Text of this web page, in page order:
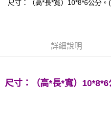
每筆NT$80，滿NT$3,000(含以上
每筆NT$80，滿NT$3,000(含以
尺寸：（高*長*寬）10*8*6公分。
詳細說明
尺寸：（高*長*寬）10*8*6